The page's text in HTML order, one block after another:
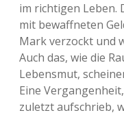
im richtigen Leben.
mit bewaffneten
Mark verzockt und
Auch das, wie die
Lebensmut,
Eine
zuletzt aufschrieb,